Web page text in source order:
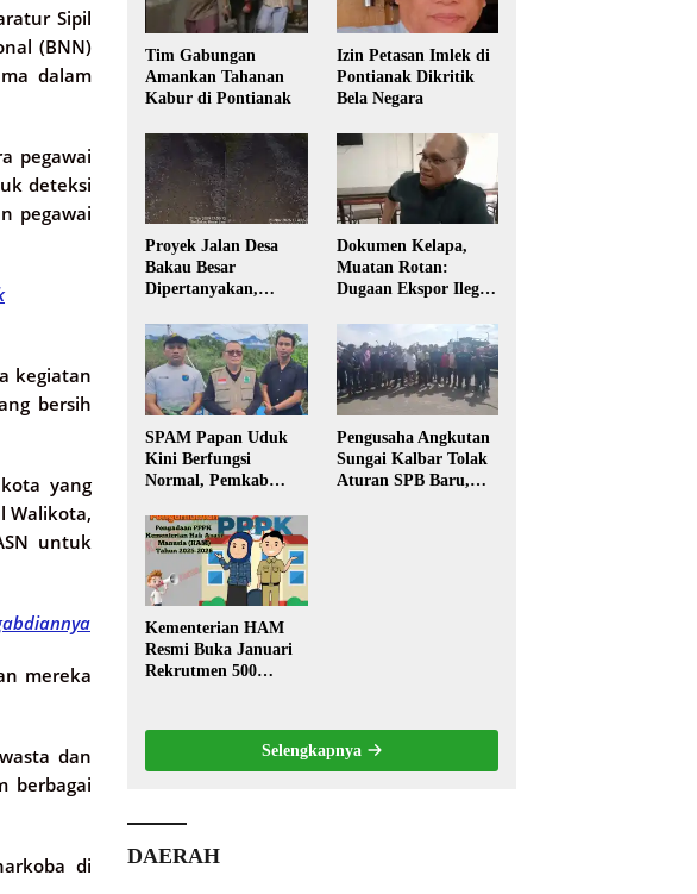
Sipil
(BNN)
dalam
pegawai
deteksi
pegawai
kegiatan
bersih
yang
Walikota,
untuk
mereka
dan
berbagai
di
Tim Gabungan
Amankan Tahanan
Kabur di Pontianak
Izin Petasan Imlek di
Pontianak Dikritik
Bela Negara
Proyek Jalan Desa
Bakau Besar
Dipertanyakan,
dan Transparansi
Pelaksanaan
Pembangunan
Dokumen Kelapa,
Muatan Rotan:
Dugaan Ekspor Ilegal
Publik Kalbar
SPAM Papan Uduk
Kini Berfungsi
Normal, Pemkab
Distribusi Air Bersih
Lancar ke Rumah
Warga
Pengusaha Angkutan
Sungai Kalbar Tolak
Aturan SPB Baru,
Kementerian HAM
Resmi Buka Januari
Rekrutmen 500
Selengkapnya
DAERAH